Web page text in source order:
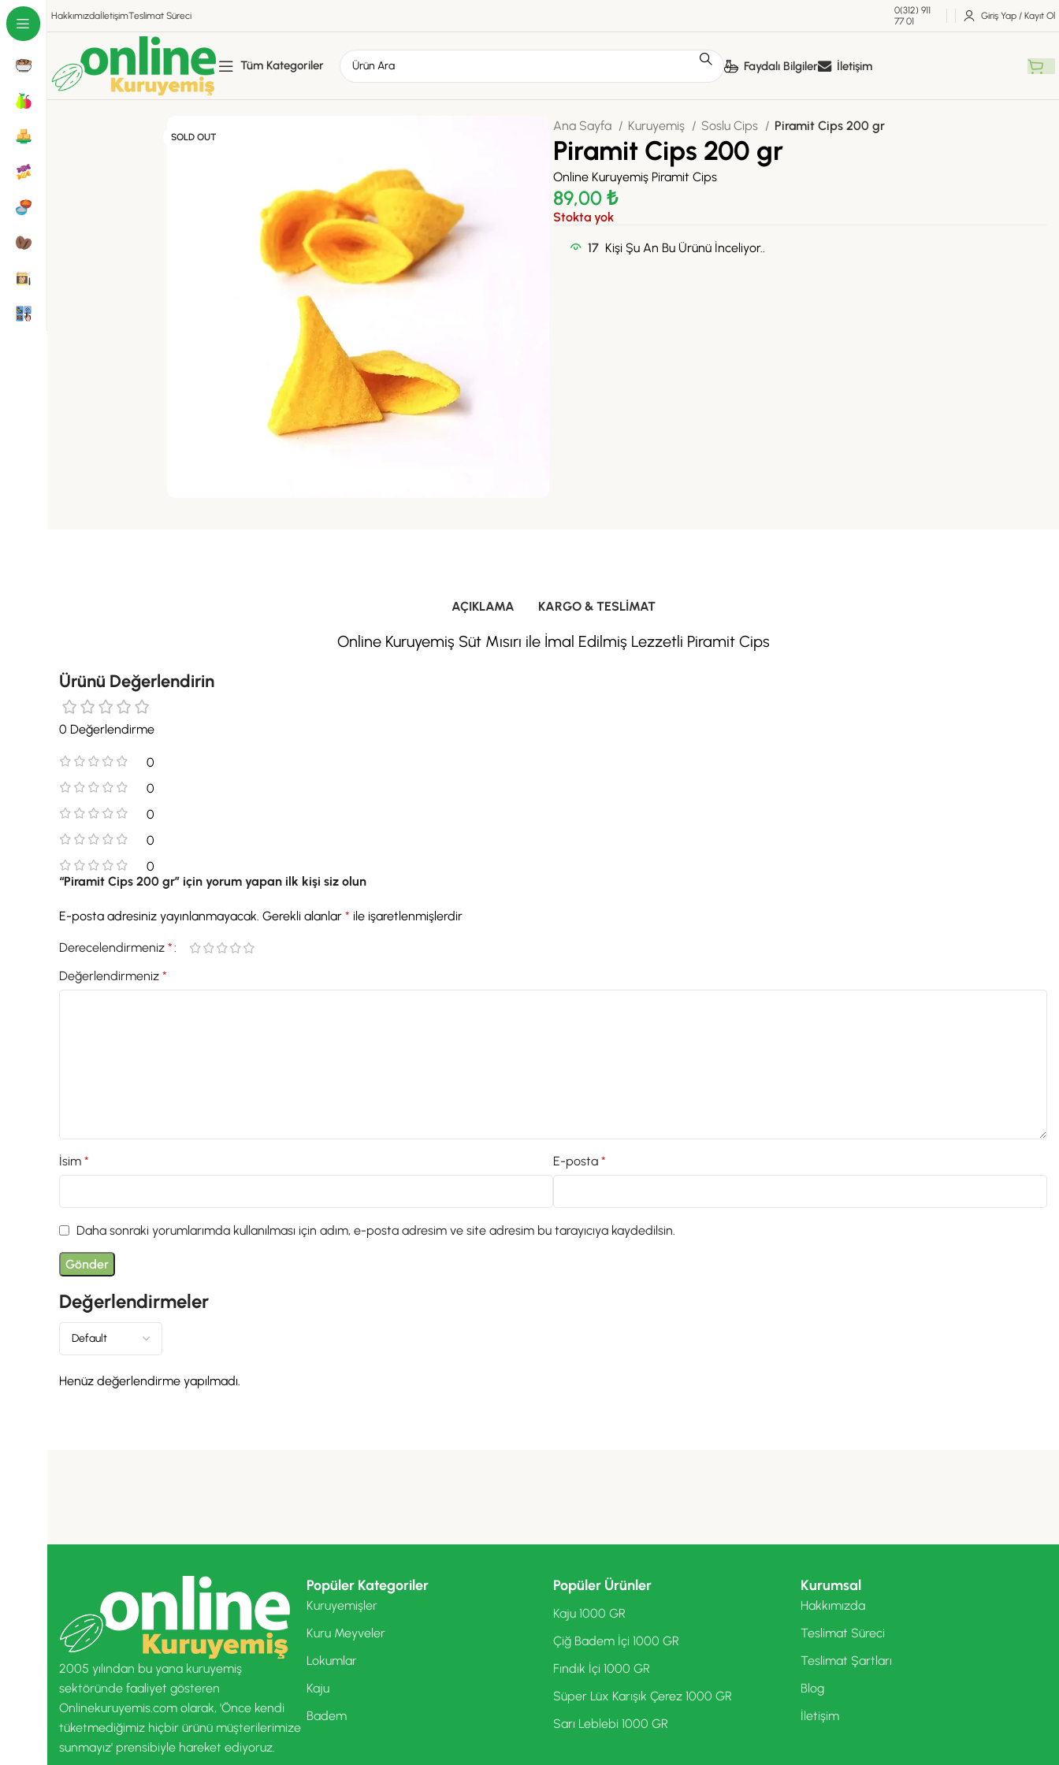
HakkımızdaİletişimTeslimat Süreci
0(312) 911
77 01
Giriş Yap / Kayıt Ol
Tüm Kategoriler Faydalı Bilgiler İletişim
SOLD OUT
Ana Sayfa Kuruyemiş Soslu Cips Piramit Cips 200 gr
Piramit Cips 200 gr
Online Kuruyemiş Piramit Cips
89,00 ₺
Stokta yok
17 Kişi Şu An Bu Ürünü İnceliyor..
AÇIKLAMA KARGO & TESLIMAT
Online Kuruyemiş Süt Mısırı ile İmal Edilmiş Lezzetli Piramit Cips
Ürünü Değerlendirin
0 Değerlendirme
0
0
0
0
0
Değerlendirmeler
Henüz değerlendirme yapılmadı.
“Piramit Cips 200 gr” için yorum yapan ilk kişi siz olun
E-posta adresiniz yayınlanmayacak. Gerekli alanlar* ile işaretlenmişlerdir
Derecelendirmeniz*
Değerlendirmeniz*
İsim* E-posta*
Daha sonraki yorumlarımda kullanılması için adım, e-posta adresim ve site adresim bu tarayıcıya kaydedilsin.
2005 yılından bu yana kuruyemiş
sektöründe faaliyet gösteren
Onlinekuruyemis.com olarak, 'Önce kendi
tüketmediğimiz hiçbir ürünü müşterilerimize
sunmayız' prensibiyle hareket ediyoruz.
Popüler Kategoriler
Kuruyemişler
Kuru Meyveler
Lokumlar
Kaju
Badem
Popüler Ürünler
Kaju 1000 GR
Çiğ Badem İçi 1000 GR
Fındık İçi 1000 GR
Süper Lüx Karışık Çerez 1000 GR
Sarı Leblebi 1000 GR
Kurumsal
Hakkımızda
Teslimat Süreci
Teslimat Şartları
Blog
İletişim